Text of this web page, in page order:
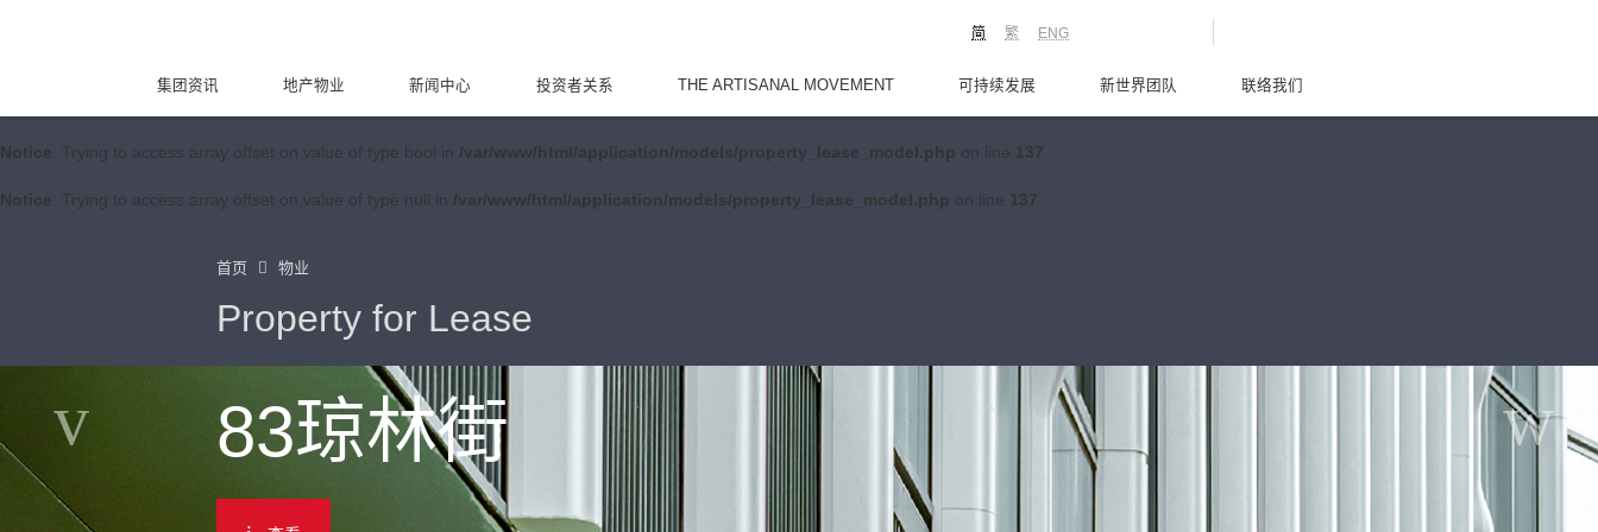
Notice: Trying to access array offset on value of type bool in /var/www/html/application/models/property_lease_model.php on line 137
Notice: Trying to access array offset on value of type null in /var/www/html/application/models/property_lease_model.php on line 137
ENG
繁
简
集团资讯 地产物业 新闻中心 投资者关系 THE ARTISANAL MOVEMENT 可持续发展 新世界团队 联络我们
首页 物业
Property for Lease
83琼林街